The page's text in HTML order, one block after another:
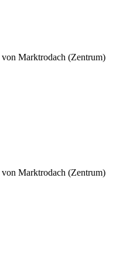
von Marktrodach (Zentrum)
von Marktrodach (Zentrum)